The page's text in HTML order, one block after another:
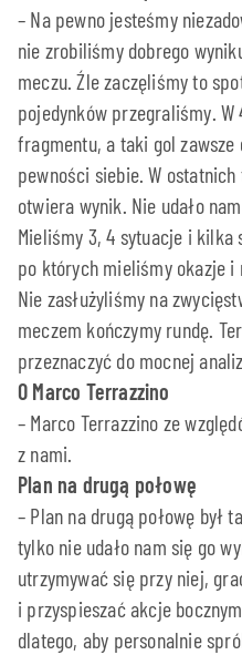
– Na pewno jesteśmy
nie zrobiliśmy dobrego
meczu. Źle zaczęliśmy to
pojedynków przegraliśmy.
fragmentu, a taki gol
pewności siebie. W
otwiera wynik. Nie udało
Mieliśmy 3, 4 sytuacje i kilka
po których mieliśmy okazje
Nie zasłużyliśmy na
meczem kończymy rundę.
przeznaczyć do mocnej
O Marco Terrazzino
– Marco Terrazzino ze
z nami.
Plan na drugą połowę
– Plan na drugą połowę był
tylko nie udało nam się go
utrzymywać się przy niej,
i przyspieszać akcje
dlatego, aby personalnie